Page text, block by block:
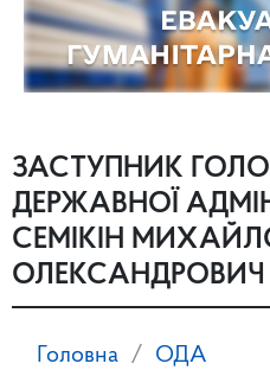
ЗАСТУПНИК
ДЕРЖАВНОЇ
СЕМІКІН
ОЛЕКСАНДРОВИЧ
Головна
ОДА